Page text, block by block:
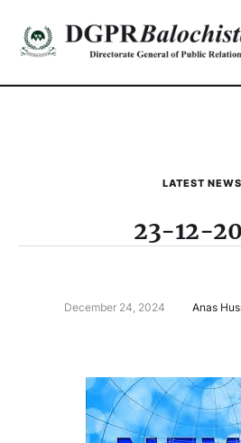
LATEST NEWS
23-12-
December 24, 2024 Anas